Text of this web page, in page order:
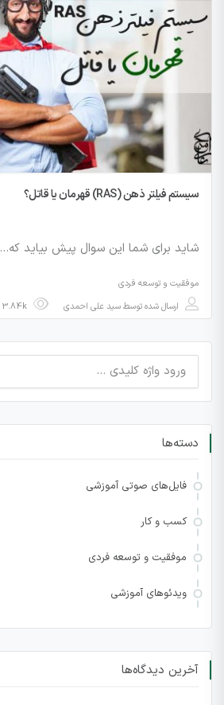
سیستم فیلتر ذهن (RAS) قهرمان یا قاتل؟
شاید برای شما این سوال پیش بیاید که…
موفقیت و توسعه فردی
ارسال شده توسطسید علی احمدی
جستجو
برای:
دسته‌ها
فایل‌های صوتی آموزشی
کسب و کار
موفقیت و توسعه فردی
ویدئوهای آموزشی
آخرین دیدگاه‌ها